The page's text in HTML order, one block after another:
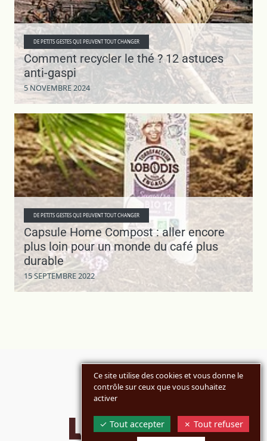
DE PETITS GESTES QUI PEUVENT TOUT CHANGER
Comment recycler le thé ? 12 astuces
anti-gaspi
5 NOVEMBRE 2024
DE PETITS GESTES QUI PEUVENT TOUT CHANGER
Capsule Home Compost : aller encore
plus loin pour un monde du café plus
durable
15 SEPTEMBRE 2022
Ce site utilise des cookies et vous donne le
contrôle sur ceux que vous souhaitez
activer
Tout accepter
Tout refuser